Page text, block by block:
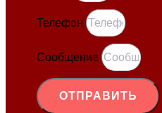
Телефон
Сообщение
ОТПРАВИТЬ